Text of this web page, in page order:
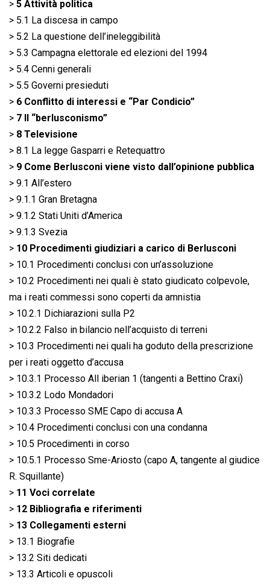
> 5 Attività politica
> 5.1 La discesa in campo
> 5.2 La questione dell’ineleggibilità
> 5.3 Campagna elettorale ed elezioni del 1994
> 5.4 Cenni generali
> 5.5 Governi presieduti
> 6 Conflitto di interessi e “Par Condicio”
> 7 Il “berlusconismo”
> 8 Televisione
> 8.1 La legge Gasparri e Retequattro
> 9 Come Berlusconi viene visto dall’opinione pubblica
> 9.1 All’estero
> 9.1.1 Gran Bretagna
> 9.1.2 Stati Uniti d’America
> 9.1.3 Svezia
> 10 Procedimenti giudiziari a carico di Berlusconi
> 10.1 Procedimenti conclusi con un’assoluzione
> 10.2 Procedimenti nei quali è stato giudicato colpevole,
ma i reati commessi sono coperti da amnistia
> 10.2.1 Dichiarazioni sulla P2
> 10.2.2 Falso in bilancio nell’acquisto di terreni
> 10.3 Procedimenti nei quali ha goduto della prescrizione
per i reati oggetto d’accusa
> 10.3.1 Processo All iberian 1 (tangenti a Bettino Craxi)
> 10.3.2 Lodo Mondadori
> 10.3.3 Processo SME Capo di accusa A
> 10.4 Procedimenti conclusi con una condanna
> 10.5 Procedimenti in corso
> 10.5.1 Processo Sme-Ariosto (capo A, tangente al giudice
R. Squillante)
> 11 Voci correlate
> 12 Bibliografia e riferimenti
> 13 Collegamenti esterni
> 13.1 Biografie
> 13.2 Siti dedicati
> 13.3 Articoli e opuscoli